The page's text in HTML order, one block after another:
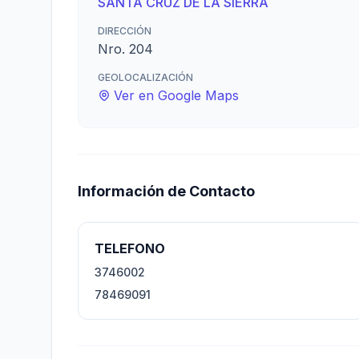
DIRECCIÓN
Nro. 204
GEOLOCALIZACIÓN
Ver en Google Maps
Información de Contacto
TELEFONO
3746002
78469091